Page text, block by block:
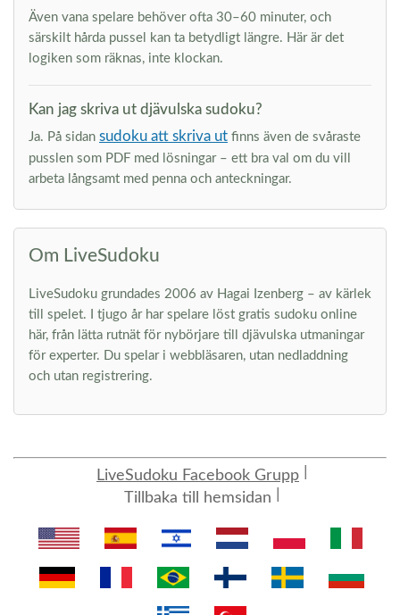
Även vana spelare behöver ofta 30–60 minuter, och
särskilt hårda pussel kan ta betydligt längre. Här är det
logiken som räknas, inte klockan.
Kan jag skriva ut djävulska sudoku?
Ja. På sidan sudoku att skriva ut finns även de svåraste
pusslen som PDF med lösningar – ett bra val om du vill
arbeta långsamt med penna och anteckningar.
Om LiveSudoku
LiveSudoku grundades 2006 av Hagai Izenberg – av kärlek
till spelet. I tjugo år har spelare löst gratis sudoku online
här, från lätta rutnät för nybörjare till djävulska utmaningar
för experter. Du spelar i webbläsaren, utan nedladdning
och utan registrering.
LiveSudoku Facebook Grupp
Tillbaka till hemsidan